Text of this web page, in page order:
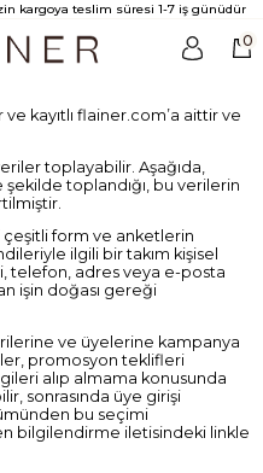
kargoya teslim süresi 1-7 iş günüdür
0
kayıtlı flainer.com’a aittir ve
toplayabilir. Aşağıda,
toplandığı, bu verilerin
çeşitli form ve anketlerin
ilgili bir takım kişisel
telefon, adres veya e-posta
işin doğası gereği
ve üyelerine kampanya
promosyon teklifleri
alıp almama konusunda
sonrasında üye girişi
bu seçimi
bilgilendirme iletisindeki linkle